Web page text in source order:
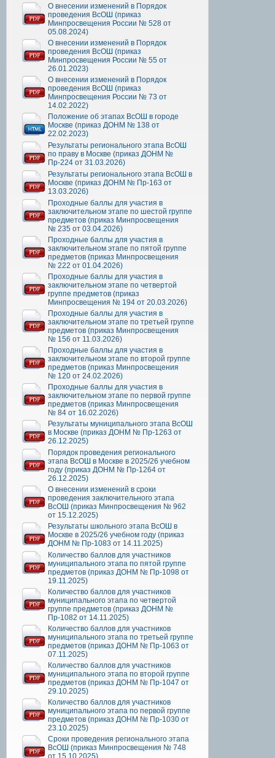
О внесении изменений в Порядок
проведения ВсОШ (приказ
Минпросвещения России № 528 от
05.08.2024)
О внесении изменений в Порядок
проведения ВсОШ (приказ
Минпросвещения России № 55 от
26.01.2023)
О внесении изменений в Порядок
проведения ВсОШ (приказ
Минпросвещения России № 73 от
14.02.2022)
Положение об этапах ВсОШ в городе
Москве (приказ ДОНМ № 138 от
22.02.2023)
Результаты регионального этапа ВсОШ
по праву в Москве (приказ ДОНМ №
Пр-224 от 31.03.2026)
Результаты регионального этапа ВсОШ в
Москве (приказ ДОНМ № Пр-163 от
13.03.2026)
Проходные баллы для участия в
заключительном этапе по шестой группе
предметов (приказ Минпросвещения
№ 235 от 03.04.2026)
Проходные баллы для участия в
заключительном этапе по пятой группе
предметов (приказ Минпросвещения
№ 222 от 01.04.2026)
Проходные баллы для участия в
заключительном этапе по четвертой
группе предметов (приказ
Минпросвещения № 194 от 20.03.2026)
Проходные баллы для участия в
заключительном этапе по третьей группе
предметов (приказ Минпросвещения
№ 156 от 11.03.2026)
Проходные баллы для участия в
заключительном этапе по второй группе
предметов (приказ Минпросвещения
№ 120 от 24.02.2026)
Проходные баллы для участия в
заключительном этапе по первой группе
предметов (приказ Минпросвещения
№ 84 от 16.02.2026)
Результаты муниципального этапа ВсОШ
в Москве (приказ ДОНМ № Пр-1263 от
26.12.2025)
Порядок проведения регионального
этапа ВсОШ в Москве в 2025/26 учебном
году (приказ ДОНМ № Пр-1264 от
26.12.2025)
О внесении изменений в сроки
проведения заключительного этапа
ВсОШ (приказ Минпросвещения № 962
от 15.12.2025)
Результаты школьного этапа ВсОШ в
Москве в 2025/26 учебном году (приказ
ДОНМ № Пр-1083 от 14.11.2025)
Количество баллов для участников
муниципального этапа по пятой группе
предметов (приказ ДОНМ № Пр-1098 от
19.11.2025)
Количество баллов для участников
муниципального этапа по четвертой
группе предметов (приказ ДОНМ №
Пр-1082 от 14.11.2025)
Количество баллов для участников
муниципального этапа по третьей группе
предметов (приказ ДОНМ № Пр-1063 от
07.11.2025)
Количество баллов для участников
муниципального этапа по второй группе
предметов (приказ ДОНМ № Пр-1047 от
29.10.2025)
Количество баллов для участников
муниципального этапа по первой группе
предметов (приказ ДОНМ № Пр-1030 от
23.10.2025)
Сроки проведения регионального этапа
ВсОШ (приказ Минпросвещения № 748
от 15.10.2025)